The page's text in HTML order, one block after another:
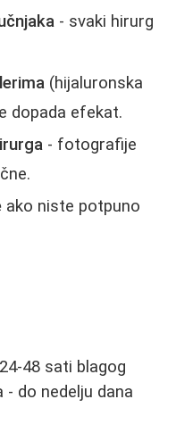
- svaki hirurg
(hijaluronska
dopada efekat.
- fotografije
ako niste potpuno
48 sati blagog
do nedelju dana